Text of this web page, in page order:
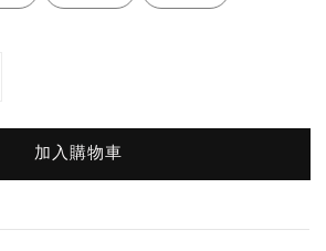
加入購物車